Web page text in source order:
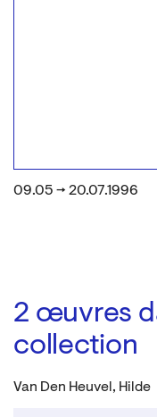
09.05 → 20.07.1996
2 œuvres
collection
Van Den Heuvel, Hilde